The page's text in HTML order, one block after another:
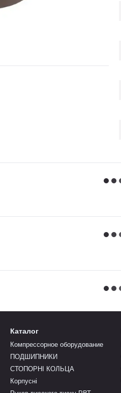
Каталог
Компрессорное оборудование
ПОДШИПНИКИ
СТОПОРНІ КОЛЬЦА
Корпусні